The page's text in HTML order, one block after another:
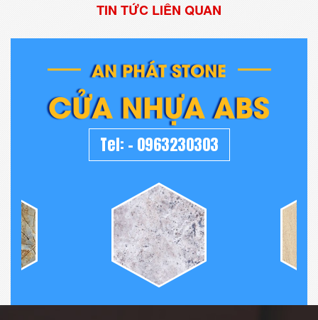
TIN TỨC LIÊN QUAN
AN PHÁT STONE
CỬA NHỰA ABS
Tel: - 0963230303